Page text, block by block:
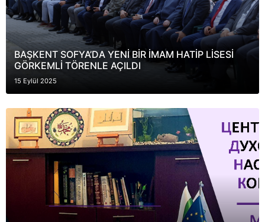
BAŞKENT SOFYA’DА YENİ BİR İMAM HATİP LİSESİ
GÖRKEMLİ TÖRENLE AÇILDI
15 Eylül 2025